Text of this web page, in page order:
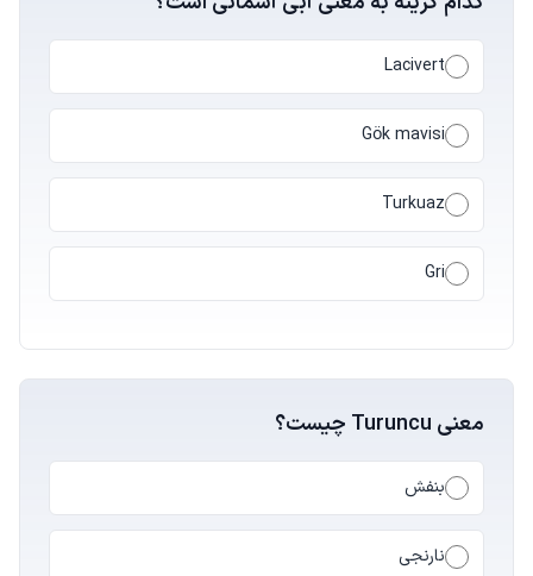
Lacivert
Gök mavisi
Turkuaz
Gri
معنی Turuncu چیست؟
بنفش
نارنجی